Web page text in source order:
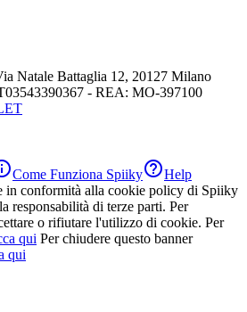
Natale Battaglia 12, 20127 Milano
- REA: MO-397100
Come Funziona SpiikyHelp
in conformità alla cookie policy di Spiiky
responsabilità di terze parti. Per
o rifiutare l'utilizzo di cookie. Per
qui Per chiudere questo banner
qui